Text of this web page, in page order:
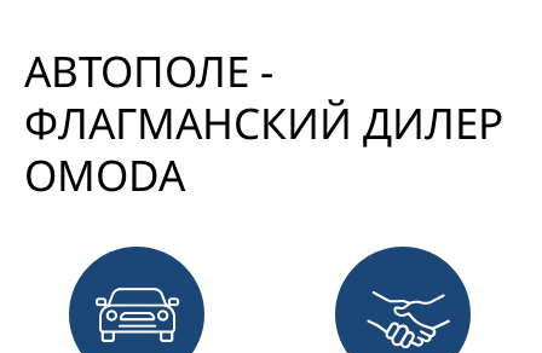
первоначальный взнос - 20%). Процентная ставка по
кредиту, установленная акционной программой, действует
при совершении в каждом полном отчетном периоде по
5 покупок на общую сумму от 10000 руб. При
несоблюдении условий акции – действующая процентная
ставка увеличивается на 6 процентных пунктов. Срок
организаторе акции, о правилах ее проведения, иные
условия акции указаны в Паспорте акции «Автокредит с
Халвой» по ссылке https://sovcombank.ru/credits/auto
лицензия Банка России № 963 от 05 декабря 2014 года).
Банк вправе отказать в выдаче кредита без объяснения
причин. Не является публичной офертой
Данный веб-сайт использует cookie-файлы с целью
повышения удобства и эффективности работы
пользователя.